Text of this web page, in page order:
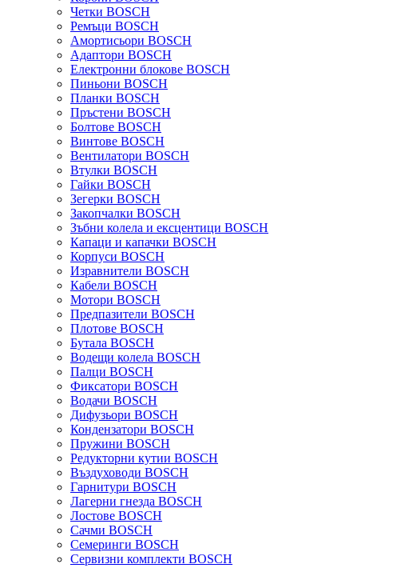
Четки BOSCH
Ремъци BOSCH
Амортисьори BOSCH
Адаптори BOSCH
Електронни блокове BOSCH
Пиньони BOSCH
Планки BOSCH
Пръстени BOSCH
Болтове BOSCH
Винтове BOSCH
Вентилатори BOSCH
Втулки BOSCH
Гайки BOSCH
Зегерки BOSCH
Закопчалки BOSCH
Зъбни колела и ексцентици BOSCH
Капаци и капачки BOSCH
Корпуси BOSCH
Изравнители BOSCH
Кабели BOSCH
Мотори BOSCH
Предпазители BOSCH
Плотове BOSCH
Бутала BOSCH
Водещи колела BOSCH
Палци BOSCH
Фиксатори BOSCH
Водачи BOSCH
Дифузьори BOSCH
Кондензатори BOSCH
Пружини BOSCH
Редукторни кутии BOSCH
Въздуховоди BOSCH
Гарнитури BOSCH
Лагерни гнезда BOSCH
Лостове BOSCH
Сачми BOSCH
Семеринги BOSCH
Сервизни комплекти BOSCH